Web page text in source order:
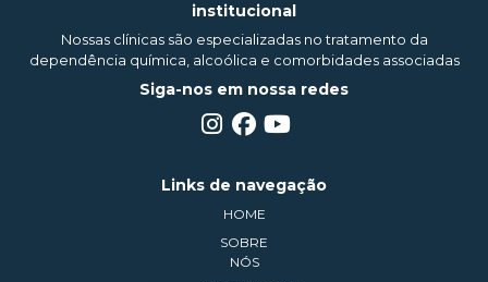
institucional
Nossas clínicas são especializadas no tratamento da
dependência química, alcoólica e comorbidades associadas
Siga-nos em nossa redes
Links de navegação
HOME
SOBRE
NÓS